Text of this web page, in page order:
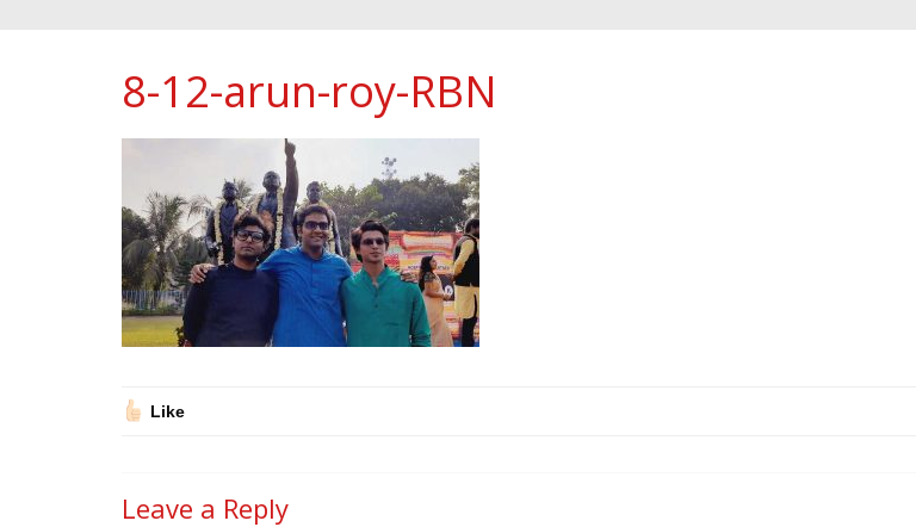
8-12-arun-roy-RBN
Like
Leave a Reply